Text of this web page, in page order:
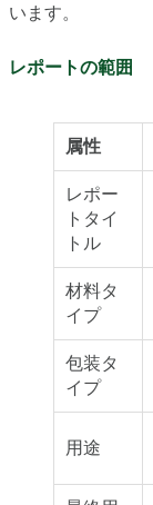
います。
レポートの範囲
属性
レポー
トタイ
トル
材料タ
イプ
包装タ
イプ
用途